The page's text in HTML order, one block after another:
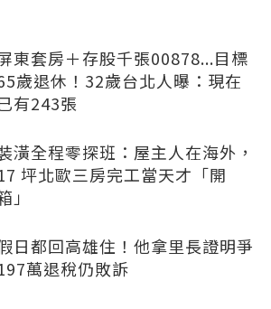
東套房＋存股千張00878...目標
歲退休！32歲台北人曝：現在
有243張
潢全程零探班：屋主人在海外，
坪北歐三房完工當天才「開
」
日都回高雄住！他拿里長證明爭
萬退稅仍敗訴